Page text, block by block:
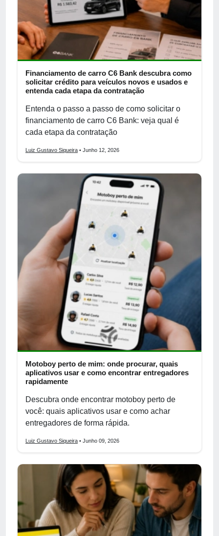
Financiamento de carro C6 Bank descubra como
solicitar crédito para veículos novos e usados e
entenda cada etapa da contratação
Entenda o passo a passo de como solicitar o
financiamento de carro C6 Bank: veja qual é
cada etapa da contratação
Luiz Gustavo Siqueira • Junho 12, 2026
Motoboy perto de mim: onde procurar, quais
aplicativos usar e como encontrar entregadores
rapidamente
Descubra onde encontrar motoboy perto de
você: quais aplicativos usar e como achar
entregadores de forma rápida.
Luiz Gustavo Siqueira • Junho 09, 2026